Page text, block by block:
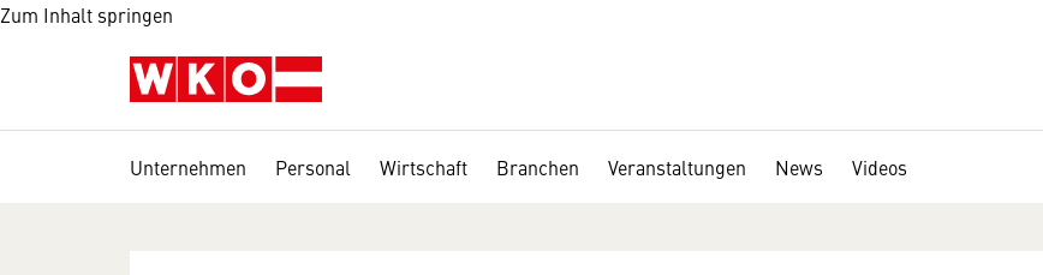
Zum Inhalt springen
Unternehmen Personal Wirtschaft Branchen Veranstaltungen News Videos